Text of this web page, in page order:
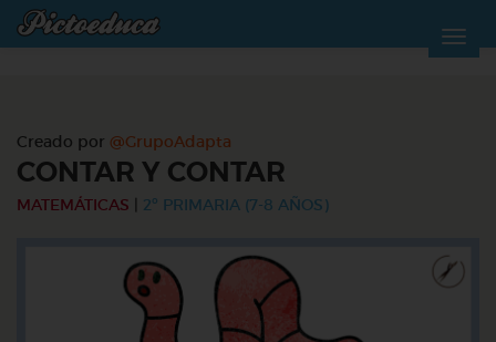
Creado por @GrupoAdapta
CONTAR Y CONTAR
MATEMÁTICAS 2º PRIMARIA (7-8 AÑOS)